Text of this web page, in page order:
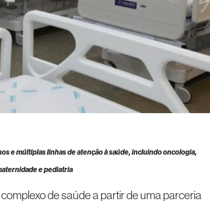
e múltiplas linhas de atenção à saúde, incluindo oncologia,
e pediatria
de saúde a partir de uma parceria